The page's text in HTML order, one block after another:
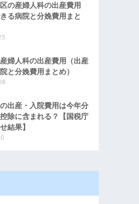
の産婦人科の出産費用
きる病院と分娩費用まと
婦人科の出産費用（出産
と分娩費用まとめ）
出産・入院費用は今年分
除に含まれる？【国税庁
結果】